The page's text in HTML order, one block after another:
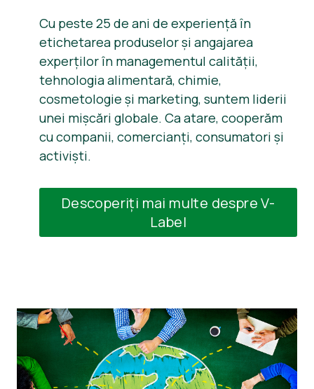
Cu peste 25 de ani de experiență în
etichetarea produselor și angajarea
experților în managementul calității,
tehnologia alimentară, chimie,
cosmetologie și marketing, suntem liderii
unei mișcări globale. Ca atare, cooperăm
cu companii, comercianți, consumatori și
activiști.
Descoperiți mai multe despre V-
Label